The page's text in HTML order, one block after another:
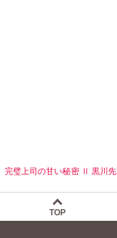
完璧上司の甘い秘密 Ⅱ 黒川
TOP